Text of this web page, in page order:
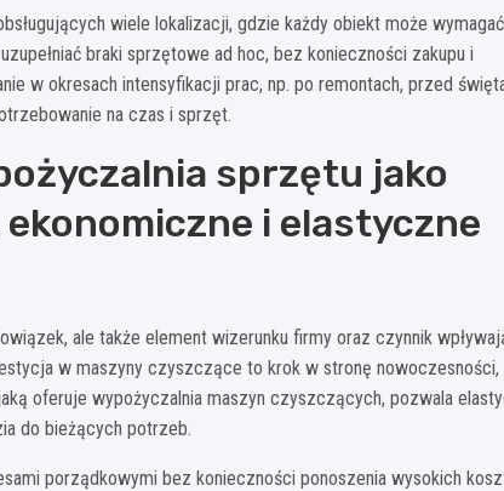
wiele lokalizacji, gdzie każdy obiekt może wymagać
braki sprzętowe ad hoc, bez konieczności zakupu i
w okresach intensyfikacji prac, np. po remontach, przed
na czas i sprzęt.
sprzętu jako
i elastyczne
ale także element wizerunku firmy oraz czynnik
w maszyny czyszczące to krok w stronę nowoczesności,
oferuje wypożyczalnia maszyn czyszczących, pozwala
do bieżących potrzeb.
porządkowymi bez konieczności ponoszenia wysokich